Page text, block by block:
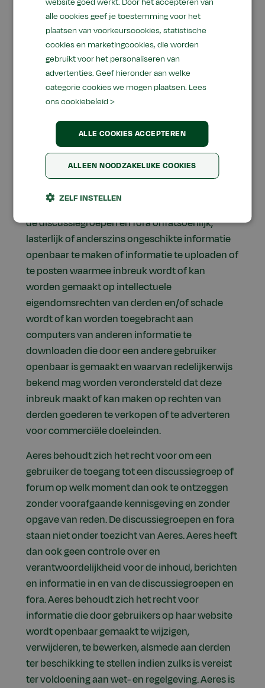
gebruiken voor zover zulks noodzakelijk is in
het kader van een efficiënte raadpleging van
deze website.
Discussiegroepen en fora
In geval van deelname aan discussiegroepen en
fora is het onder meer niet toegestaan om:
anderen te beledigen, te bedreigen dan wel
inbreuk te maken op de persoonlijke
levenssfeer van derden, anderen te beperken in
de discussiegroepen en fora onfatsoenlijk,
lasterlijk of anderszins ongeschikte informatie
openbaar te maken of informatie te uploaden of
te posten waarmee inbreuk wordt of kan
worden gemaakt op intellectuele
eigendomsrechten van derden en/of schade
wordt of kan worden toegebracht aan
computers van anderen informatie te
downloaden die door een andere gebruiker
openbaar is gemaakt en waarvan redelijkerwijs
bekend mag worden verondersteld dat deze
inbreuk maakt of kan maken op rechten van
derden goederen te verkopen of te adverteren
voor commerciële doeleinden.
Aeres behoudt zich het recht voor om een
gebruiker de toegang tot een discussiegroep of
forum op welk moment dan ook te ontzeggen
zonder voorafgaande kennisgeving en zonder
opgave van reden. De discussiegroepen en fora
staan niet onder toezicht van Aeres. Aeres heeft
dan ook geen controle over en
verantwoordelijkheid voor de inhoud, berichten
en informatie in en van de discussiegroepen en
fora. Aeres behoudt zich het recht voor
informatie die door gebruikers op haar website
wordt openbaar gemaakt te wijzigen,
verwijderen, te bewerken, alsmede aan derden
ter beschikking te stellen indien zulks is vereist
ter voldoening aan wet- en regelgeving. Aeres is
alle cookies geef je toestemming voor het
plaatsen van voorkeurscookies, statistische
cookies en marketingcookies, die worden
gebruikt voor het personaliseren van
advertenties. Geef hieronder aan welke
categorie cookies we mogen plaatsen. Lees
ons cookiebeleid >
ALLE COOKIES ACCEPTEREN
ALLEEN NOODZAKELIJKE COOKIES
ZELF INSTELLEN